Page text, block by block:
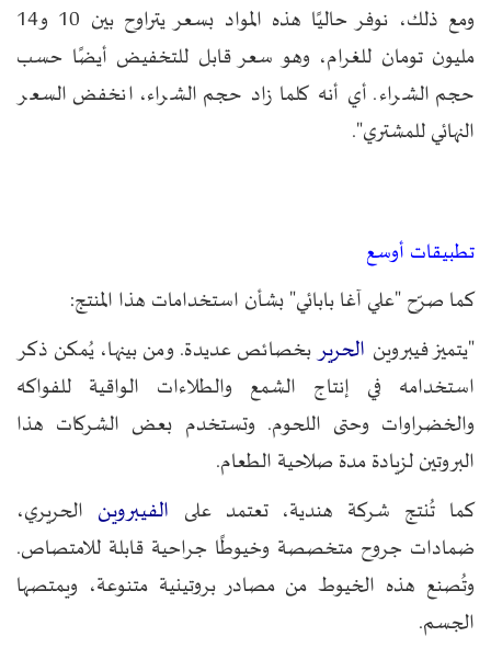
ومع ذلك، نوفر حاليًا هذه المواد بسعر يتراوح بين 10 و14
مليون تومان للغرام، وهو سعر قابل للتخفيض أيضًا حسب
حجم الشراء. أي أنه كلما زاد حجم الشراء، انخفض السعر
النهائي للمشتري".
تطبيقات أوسع
كما صرّح "علي آغا بابائي" بشأن استخدامات هذا المنتج:
"يتميز فيبروين الحريربخصائص عديدة. ومن بينها، يُمكن ذكر
استخدامه في إنتاج الشمع والطلاءات الواقية للفواكه
والخضراوات وحتى اللحوم. وتستخدم بعض الشركات هذا
البروتين لزيادة مدة صلاحية الطعام.
كما تُنتج شركة هندية، تعتمد على الفيبروين الحريري،
ضمادات جروح متخصصة وخيوطًا جراحية قابلة للامتصاص.
وتُصنع هذه الخيوط من مصادر بروتينية متنوعة، ويمتصها
الجسم.